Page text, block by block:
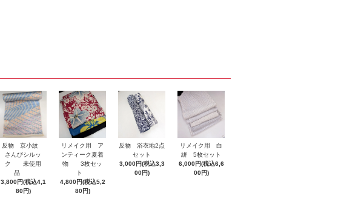
反物 京小紋
さんびシルッ
ク 未使用
品
3,800円(税込4,1
80円)
リメイク用 ア
ンティーク夏着
物 3枚セッ
ト
4,800円(税込5,2
80円)
反物 浴衣地2点
セット
3,000円(税込3,3
00円)
リメイク用 白
絣 5枚セット
6,000円(税込6,6
00円)